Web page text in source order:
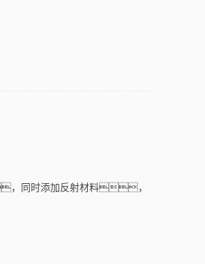
，同时添加反射材料，